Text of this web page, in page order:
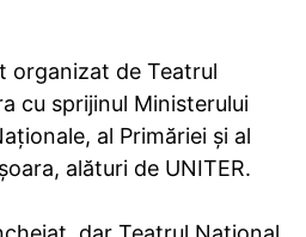
organizat de Teatrul
cu sprijinul Ministerului
al Primăriei și al
alături de UNITER.